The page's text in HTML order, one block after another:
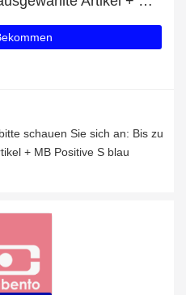
schauen Sie sich an: Bis zu
+ MB Positive S blau